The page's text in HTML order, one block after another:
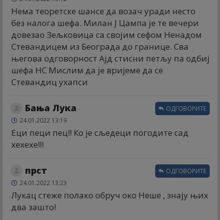
Нема теоретске шансе да возач уради несто
без налога шефа. Милан Ј Цампа је те вечери
довезао Зељковица са својим сефом Ненадом
Стевандицем из Београда до границе. Сва
његова одговорност Ајд стисни петљу па одбиј
шефа НС Мислим да је вријеме да се
Стевандиц ухапси
Бања Лука
24.01.2022 13:19
Еци пеци пец!! Ко је сљедеци погодите сад
хехехе!!!
ОДГОВОРИТЕ
прст
24.01.2022 13:23
Лукац стеже полако обруч око Неше , знају њих
два зашто!
ОДГОВОРИТЕ